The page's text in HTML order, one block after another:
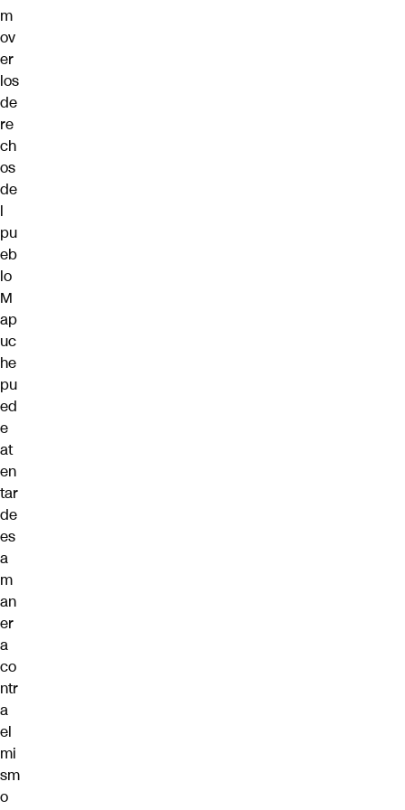
m
ov
er
los
de
re
ch
os
de
l
pu
eb
lo
M
ap
uc
he
pu
ed
e
at
en
tar
de
es
a
m
an
er
a
co
ntr
a
el
mi
sm
o